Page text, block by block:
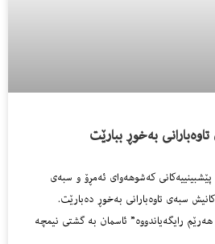
بەخوڕ ببارێت
كەشوهەوای ئەمڕۆ و سبەی
سبەی تاوەبارانی بەخوڕ دەبارێت.
رایگەیاندووە” ئاسمان بە گشتی نیمچە